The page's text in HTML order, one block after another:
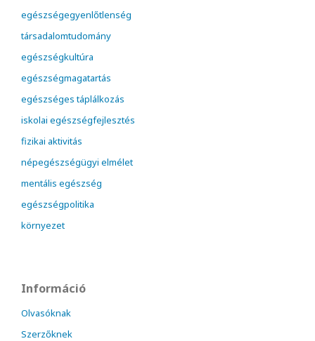
egészségegyenlőtlenség
társadalomtudomány
egészségkultúra
egészségmagatartás
egészséges táplálkozás
iskolai egészségfejlesztés
fizikai aktivitás
népegészségügyi elmélet
mentális egészség
egészségpolitika
környezet
Információ
Olvasóknak
Szerzőknek